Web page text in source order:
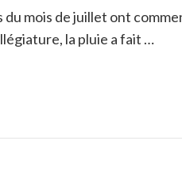
mois de juillet ont
la pluie a fait …